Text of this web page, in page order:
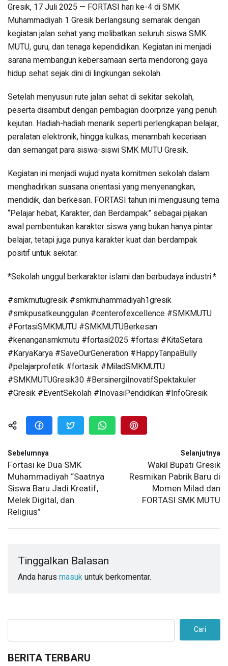
Gresik, 17 Juli 2025 — FORTASI hari ke-4 di SMK
Muhammadiyah 1 Gresik berlangsung semarak dengan
kegiatan jalan sehat yang melibatkan seluruh siswa SMK
MUTU, guru, dan tenaga kependidikan. Kegiatan ini menjadi
sarana membangun kebersamaan serta mendorong gaya
hidup sehat sejak dini di lingkungan sekolah.
Setelah menyusuri rute jalan sehat di sekitar sekolah,
peserta disambut dengan pembagian doorprize yang penuh
kejutan. Hadiah-hadiah menarik seperti perlengkapan belajar,
peralatan elektronik, hingga kulkas, menambah keceriaan
dan semangat para siswa-siswi SMK MUTU Gresik.
Kegiatan ini menjadi wujud nyata komitmen sekolah dalam
menghadirkan suasana orientasi yang menyenangkan,
mendidik, dan berkesan. FORTASI tahun ini mengusung tema
“Pelajar hebat, Karakter, dan Berdampak” sebagai pijakan
awal pembentukan karakter siswa yang bukan hanya pintar
belajar, tetapi juga punya karakter kuat dan berdampak
positif untuk sekitar.
*Sekolah unggul berkarakter islami dan berbudaya industri.*
#smkmutugresik #smkmuhammadiyah1gresik
#smkpusatkeunggulan #centerofexcellence #SMKMUTU
#FortasiSMKMUTU #SMKMUTUBerkesan
#kenangansmkmutu #fortasi2025 #fortasi #KitaSetara
#KaryaKarya #SaveOurGeneration #HappyTanpaBully
#pelajarprofetik #fortasik #MiladSMKMUTU
#SMKMUTUGresik30 #BersinergiInovatifSpektakuler
#Gresik #EventSekolah #InovasiPendidikan #InfoGresik
Sebelumnya
Fortasi ke Dua SMK
Muhammadiyah “Saatnya
Siswa Baru Jadi Kreatif,
Melek Digital, dan
Religius”
Selanjutnya
Wakil Bupati Gresik
Resmikan Pabrik Baru di
Momen Milad dan
FORTASI SMK MUTU
Tinggalkan Balasan
Anda harus masukuntuk berkomentar.
Cari
BERITA TERBARU